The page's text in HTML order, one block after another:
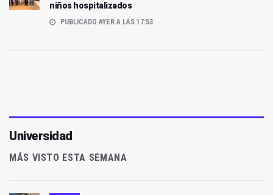
niños hospitalizados
PUBLICADO AYER A LAS 17:53
Universidad
MÁS VISTO ESTA SEMANA